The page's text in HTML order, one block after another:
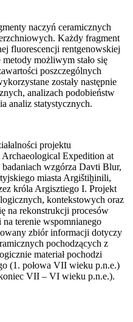
naczyń ceramicznych
Każdy fragment
fluorescencji rentgenowskiej
możliwym stało się
poszczególnych
zostały następnie
analizach podobieństw
analiz statystycznych.
projektu
Expedition at
wzgórza Davti Blur,
miasta Argištiḫinili,
króla Argisztiego I. Projekt
kontekstowych oraz
na rekonstrukcji procesów
terenie wspomnianego
zbiór informacji dotyczy
pochodzących z
materiał pochodzi
(1. połowa VII wieku p.n.e.)
VII – VI wieku p.n.e.).